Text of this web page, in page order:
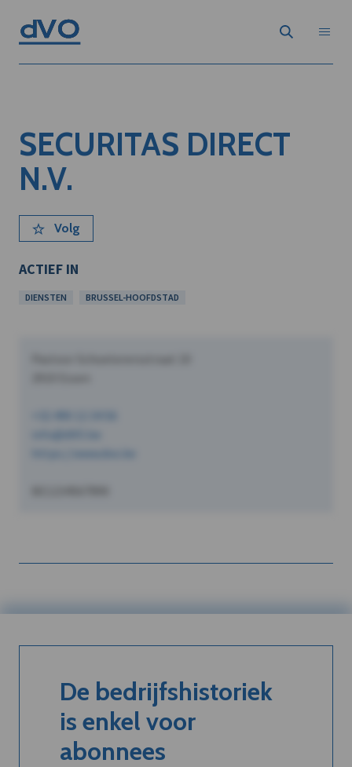
SECURITAS DIRECT
N.V.
Volg
ACTIEF IN
DIENSTEN BRUSSEL-HOOFDSTAD
De bedrijfshistoriek
is enkel voor
abonnees